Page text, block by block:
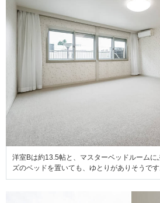
洋室Bは約13.5帖と、マスターベッドルームに
ズのベッドを置いても、ゆとりがありそうです